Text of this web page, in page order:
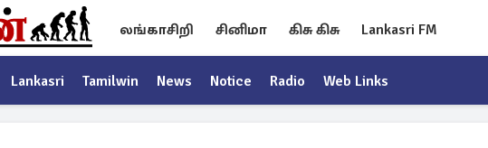
லங்காசிறி சினிமா கிசு கிசு Lankasri FM
Lankasri Tamilwin News Notice Radio Web Links